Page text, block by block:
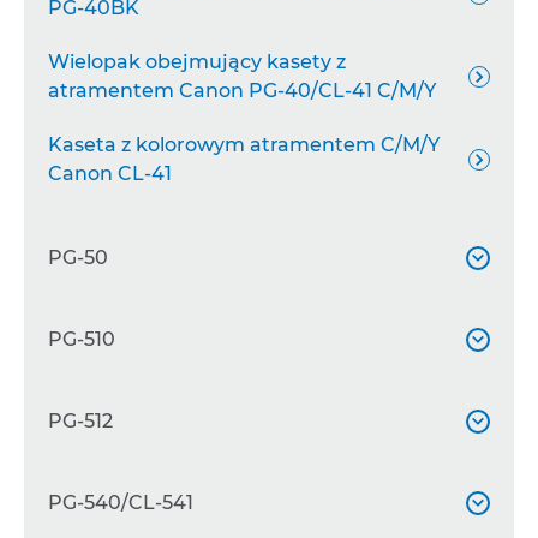
PG-40BK
Wielopak obejmujący kasety z
atramentem Canon PG-40/CL-41 C/M/Y

Kaseta z kolorowym atramentem C/M/Y
Canon CL-41

PG-50 
Bardzo wydajna kaseta z czarnym

PG-510 
Kaseta z czarnym atramentem Canon

Wielopak obejmujący kasety z
PG-512 
Bardzo wydajna kaseta z czarnym

PG-540/CL-541 